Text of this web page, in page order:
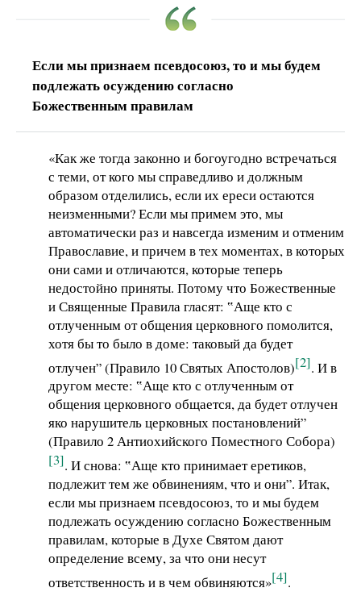
Если мы признаем псевдосоюз, то и мы будем
подлежать осуждению согласно
Божественным правилам
«Как же тогда законно и богоугодно встречаться
с теми, от кого мы справедливо и должным
образом отделились, если их ереси остаются
неизменными? Если мы примем это, мы
автоматически раз и навсегда изменим и отменим
Православие, и причем в тех моментах, в которых
они сами и отличаются, которые теперь
недостойно приняты. Потому что Божественные
и Священные Правила гласят: ‟Аще кто с
отлученным от общения церковного помолится,
хотя бы то было в доме: таковый да будет
отлучен” (Правило 10 Святых Апостолов)[2]. И в
другом месте: ‟Аще кто с отлученным от
общения церковного общается, да будет отлучен
яко нарушитель церковных постановлений”
(Правило 2 Антиохийского Поместного Собора)
[3]. И снова: ‟Аще кто принимает еретиков,
подлежит тем же обвинениям, что и они”. Итак,
если мы признаем псевдосоюз, то и мы будем
подлежать осуждению согласно Божественным
правилам, которые в Духе Святом дают
определение всему, за что они несут
ответственность и в чем обвиняются»[4].